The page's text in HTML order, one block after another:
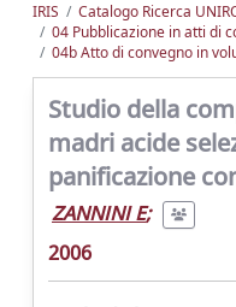
IRIS
Catalogo Ricerca
04 Pubblicazione in atti di
04b Atto di convegno in
Studio della
madri acide
panificazione
ZANNINI E;
2006